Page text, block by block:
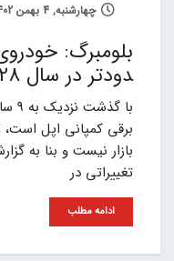
چهارشنبه, 4 بهمن 1402, ساعت 11:03
بلومبرگ:
دودتر در سال 2028 عرضه خواهد شد
برقی کمپانی اپل
بازار نیست و بنا به
تغییراتی در
ادامه مطلب